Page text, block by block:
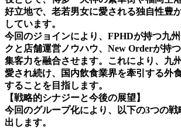
好立地で、老若男女に愛される独自性豊
しています。
今回のジョインにより、FPHDが持つ九
クと店舗運営ノウハウ、New Orderが持
集客力を融合させます。これにより、九
愛され続け、国内飲食業界を牽引する外
することを目指します。
【戦略的シナジーと今後の展望】
今回のグループ化により、以下の3つの戦
出します。